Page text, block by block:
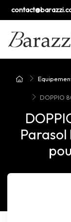
DOPPIO